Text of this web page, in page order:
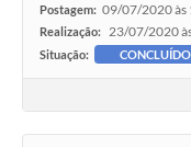
Postagem: 09/07/2020 às
Realização: 23/07/2020
Situação: CONCLUÍDO